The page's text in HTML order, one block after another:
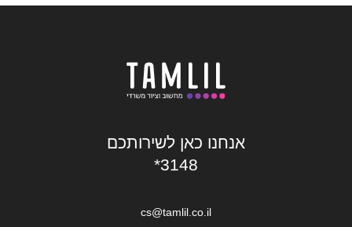
אנחנו כאן לשירותכם
*3148
cs@tamlil.co.il